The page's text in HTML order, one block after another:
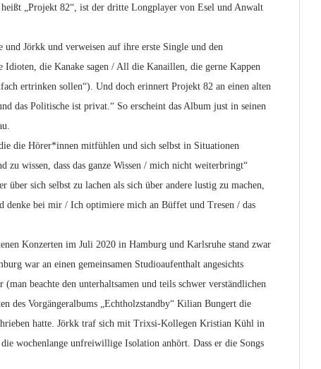
„Projekt 82“, ist der dritte Longplayer von Esel und Anwalt
Jörkk und verweisen auf ihre erste Single und den
die Kanake sagen / All die Kanaillen, die gerne Kappen
ertrinken sollen“). Und doch erinnert Projekt 82 an einen alten
das Politische ist privat.“ So erscheint das Album just in seinen
die Hörer*innen mitfühlen und sich selbst in Situationen
wissen, dass das ganze Wissen / mich nicht weiterbringt“
sich selbst zu lachen als sich über andere lustig zu machen,
denke bei mir / Ich optimiere mich an Büffet und Tresen / das
Konzerten im Juli 2020 in Hamburg und Karlsruhe stand zwar
war an einen gemeinsamen Studioaufenthalt angesichts
beachte den unterhaltsamen und teils schwer verständlichen
des Vorgängeralbums „Echtholzstandby“ Kilian Bungert die
hatte. Jörkk traf sich mit Trixsi-Kollegen Kristian Kühl in
wochenlange unfreiwillige Isolation anhört. Dass er die Songs